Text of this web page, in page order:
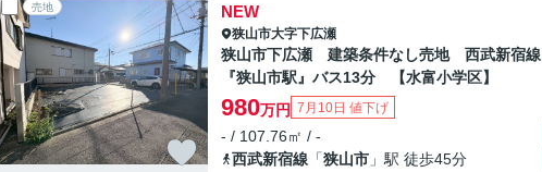
売地 NEW
狭山市大字下広瀬
狭山市下広瀬 建築条件なし売地 西武新宿線
『狭山市駅』バス13分 【水富小学区】
980万円 7月10日 値下げ
- / 107.76㎡ / -
西武新宿線 「狭山市 」駅 徒歩45分